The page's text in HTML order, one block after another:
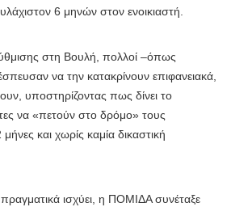
6 μηνών στον ενοικιαστή.
στη Βουλή, πολλοί –όπως
να την κατακρίνουν επιφανειακά,
υποστηρίζοντας πως δίνει το
να «πετούν στο δρόμο» τους
και χωρίς καμία δικαστική
πραγματικά ισχύει, η ΠΟΜΙΔΑ συνέταξε